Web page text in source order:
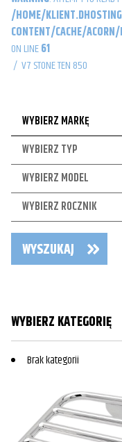
/HOME/
CONTENT/CACHE/
ON LINE61
/ V7 STONE TEN 850
WYBIERZ MARKĘ
WYBIERZ TYP
WYBIERZ MODEL
WYBIERZ ROCZNIK
WYSZUKAJ
WYBIERZ KATEGORIĘ
Brak kategorii